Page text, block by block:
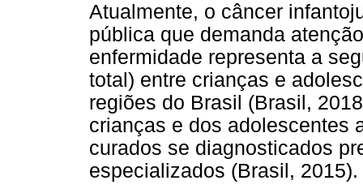
Atualmente, o câncer
pública que demanda
enfermidade representa a
total) entre crianças e
regiões do Brasil (Brasil,
crianças e dos adolescentes
curados se diagnosticados
especializados (Brasil, 2015).